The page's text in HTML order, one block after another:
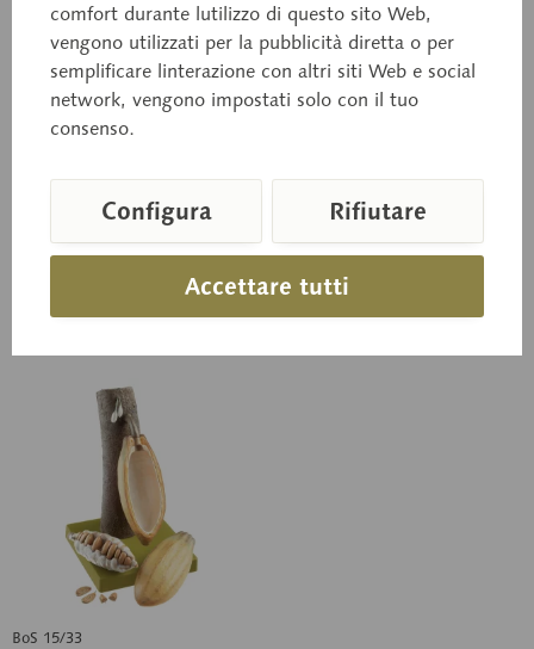
Fiore di melo
Malus domestica,
ingrandimento 10x ca., in
Prezzo su richiesta
Carello della richiesta
BoS 15/21
Petalo di ciliegio
Ciliegio dolce,
ricettacolo a forma di...
Carello della
BoS 15/33
comfort durante lutilizzo di questo sito Web,
vengono utilizzati per la pubblicità diretta o per
semplificare linterazione con altri siti Web e social
network, vengono impostati solo con il tuo
consenso.
Accettare tutti
Configura Rifiutare